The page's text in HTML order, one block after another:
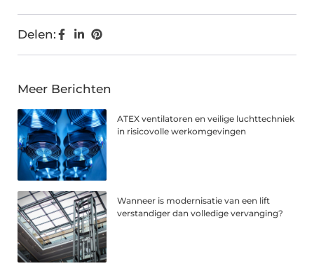
Delen:
Meer Berichten
ATEX ventilatoren en veilige luchttechniek
in risicovolle werkomgevingen
Wanneer is modernisatie van een lift
verstandiger dan volledige vervanging?